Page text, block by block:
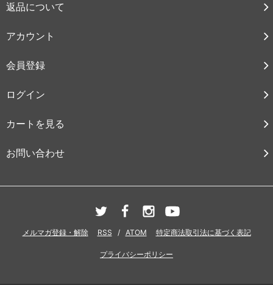
返品について
アカウント
会員登録
ログイン
カートを見る
お問い合わせ
メルマガ登録・解除 RSS / ATOM 特定商法取引法に基づく表記
プライバシーポリシー